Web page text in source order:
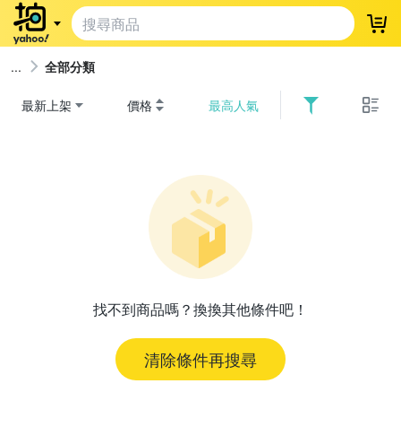
登
全部分類
最新上架 價格 最高人氣
找不到商品嗎？換換其他條件吧！
清除條件再搜尋